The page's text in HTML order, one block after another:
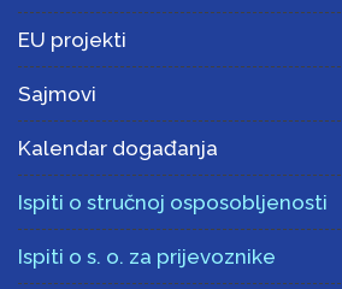
EU projekti
Sajmovi
Kalendar događanja
Ispiti o stručnoj osposobljenosti
Ispiti o s. o. za prijevoznike